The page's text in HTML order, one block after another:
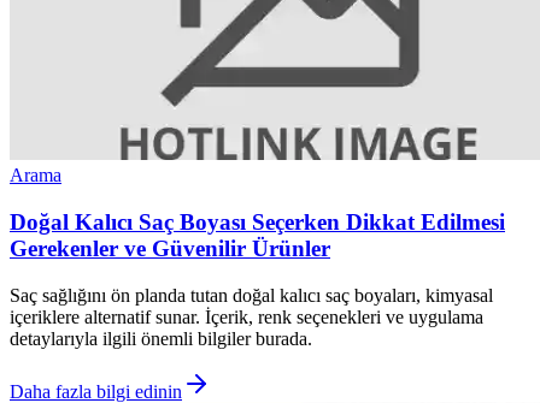
Arama
Doğal Kalıcı Saç Boyası Seçerken Dikkat Edilmesi
Gerekenler ve Güvenilir Ürünler
Saç sağlığını ön planda tutan doğal kalıcı saç boyaları, kimyasal
içeriklere alternatif sunar. İçerik, renk seçenekleri ve uygulama
detaylarıyla ilgili önemli bilgiler burada.
Daha fazla bilgi edinin